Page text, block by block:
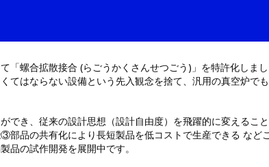
「螺合拡散接合 (らごうかくさんせつごう)」を特許化しま
てはならない設備という先入観念を捨て、汎用の真空炉で
でき、従来の設計思想（設計自由度）を飛躍的に変えるこ
品の共有化により長短製品を低コストで生産できる など
品の試作開発を展開中です。